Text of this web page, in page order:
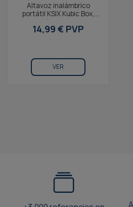
Altavoz inalámbrico
portátil KSIX Kubic Box,
Autonomía hasta 4 horas,
Llamadas, True...
14,99 € PVP
VER